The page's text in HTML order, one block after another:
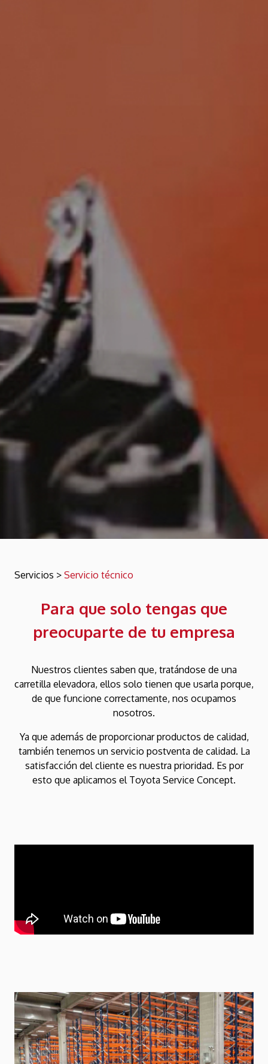
Servicios > Servicio técnico
Para que solo tengas que
preocuparte de tu empresa
Nuestros clientes saben que, tratándose de una
carretilla elevadora, ellos solo tienen que usarla porque,
de que funcione correctamente, nos ocupamos
nosotros.
Ya que además de proporcionar productos de calidad,
también tenemos un servicio postventa de calidad. La
satisfacción del cliente es nuestra prioridad. Es por
esto que aplicamos el Toyota Service Concept.